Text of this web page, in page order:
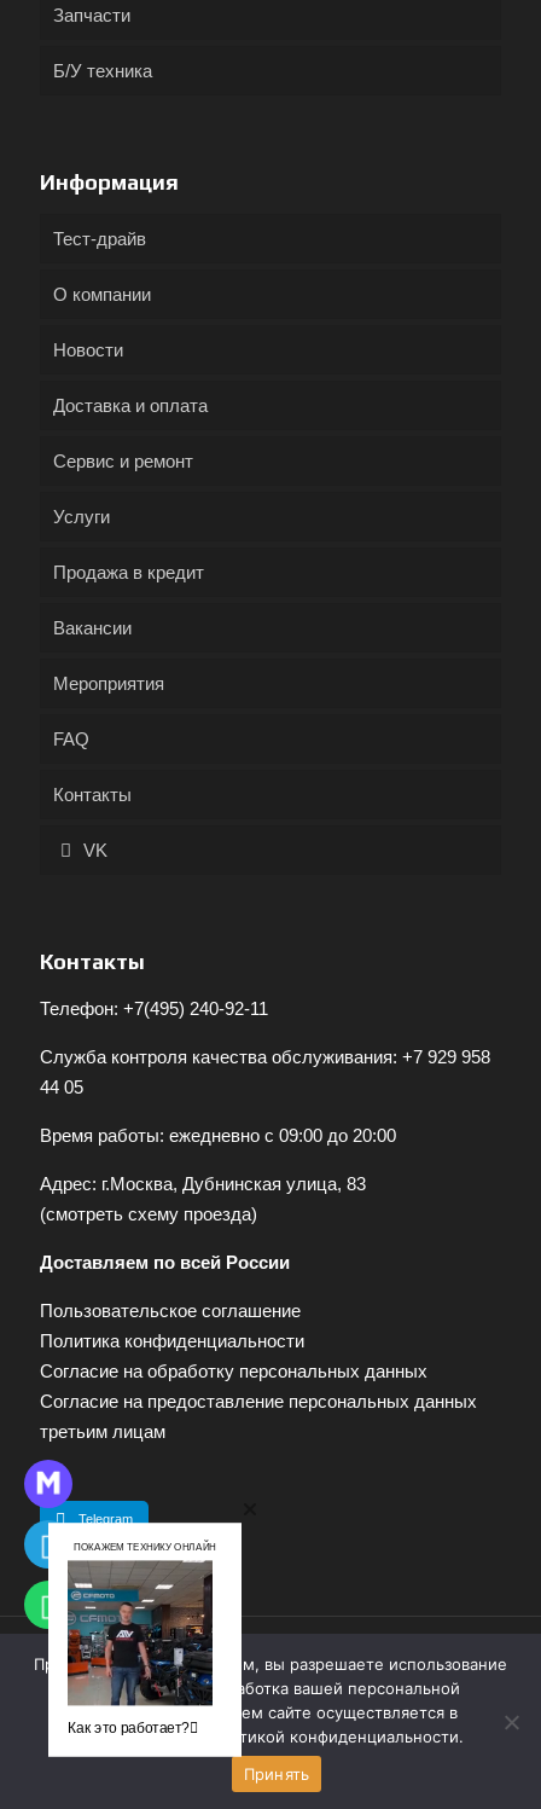
Запчасти
Б/У техника
Информация
Тест-драйв
О компании
Новости
Доставка и оплата
Сервис и ремонт
Услуги
Продажа в кредит
Вакансии
Мероприятия
FAQ
Контакты
VK
Контакты
Телефон: +7(495) 240-92-11
Служба контроля качества обслуживания: +7 929 958
44 05
Время работы: ежедневно с 09:00 до 20:00
Адрес: г.Москва, Дубнинская улица, 83
(смотреть схему проезда)
Доставляем по всей России
Пользовательское соглашение
Политика конфиденциальности
Согласие на обработку персональных данных
Согласие на предоставление персональных данных
третьим лицам
Telegram
© 2009—2025. Квадропарк. Все права защищены.
Материалы, размещенные на сайте, не являются
публичной офертой. Для получения информации
обращайтесь к продавцу.
Продолжая работу с сайтом, вы разрешаете использование
cookie-файлов. Обработка вашей персональной
информации на нашем сайте осуществляется в
соответствии с
политикой конфиденциальности.
Принять
ПОКАЖЕМ ТЕХНИКУ ОНЛАЙН
Как это работает?